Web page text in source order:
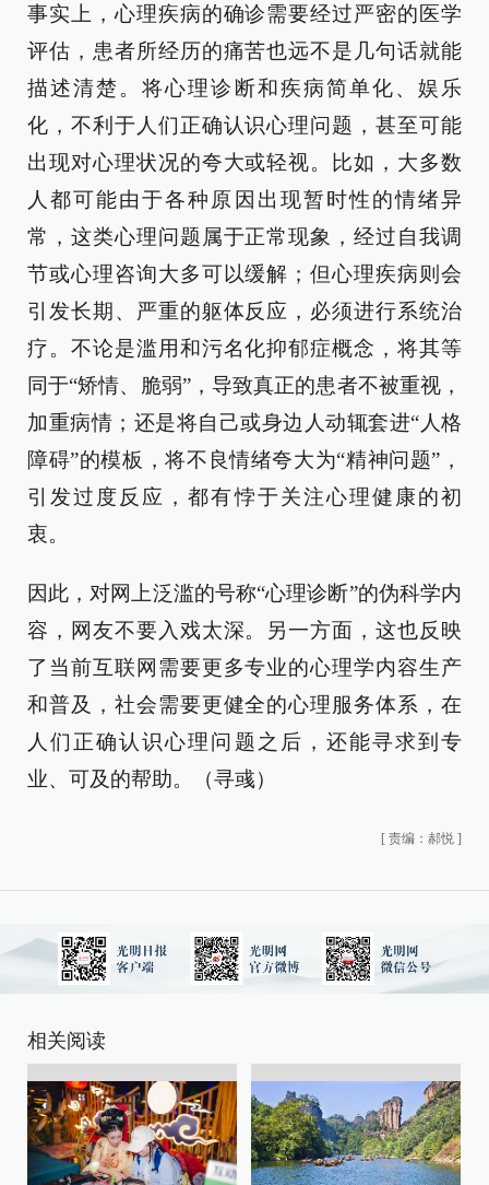
事实上，心理疾病的确诊需要经过严密的医学
评估，患者所经历的痛苦也远不是几句话就能
描述清楚。将心理诊断和疾病简单化、娱乐
化，不利于人们正确认识心理问题，甚至可能
出现对心理状况的夸大或轻视。比如，大多数
人都可能由于各种原因出现暂时性的情绪异
常，这类心理问题属于正常现象，经过自我调
节或心理咨询大多可以缓解；但心理疾病则会
引发长期、严重的躯体反应，必须进行系统治
疗。不论是滥用和污名化抑郁症概念，将其等
同于“矫情、脆弱”，导致真正的患者不被重视，
加重病情；还是将自己或身边人动辄套进“人格
障碍”的模板，将不良情绪夸大为“精神问题”，
引发过度反应，都有悖于关注心理健康的初
衷。
因此，对网上泛滥的号称“心理诊断”的伪科学内
容，网友不要入戏太深。另一方面，这也反映
了当前互联网需要更多专业的心理学内容生产
和普及，社会需要更健全的心理服务体系，在
人们正确认识心理问题之后，还能寻求到专
业、可及的帮助。（寻彧）
[ 责编：郝悦 ]
相关阅读